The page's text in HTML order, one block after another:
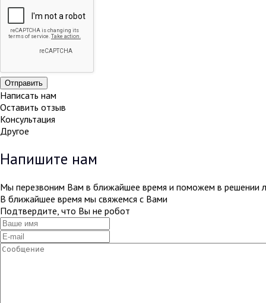
Написать нам
Оставить отзыв
Консультация
Другое
Напишите нам
Мы перезвоним Вам в ближайшее время и поможем в решении
В ближайшее время мы свяжемся с Вами
Подтвердите, что Вы не робот